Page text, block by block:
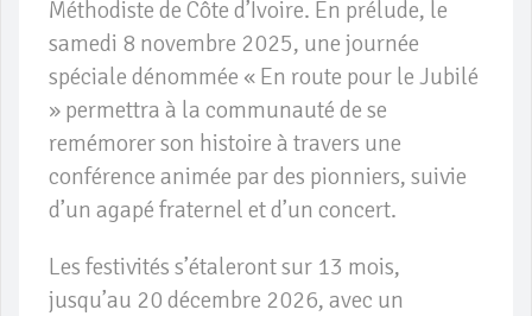
Méthodiste de Côte d’Ivoire. En prélude, le
samedi 8 novembre 2025, une journée
spéciale dénommée « En route pour le Jubilé
» permettra à la communauté de se
remémorer son histoire à travers une
conférence animée par des pionniers, suivie
d’un agapé fraternel et d’un concert.
Les festivités s’étaleront sur 13 mois,
jusqu’au 20 décembre 2026, avec un